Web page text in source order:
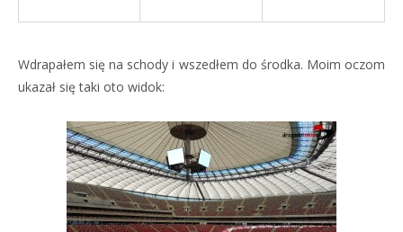
Wdrapałem się na schody i wszedłem do środka. Moim oczom
ukazał się taki oto widok: